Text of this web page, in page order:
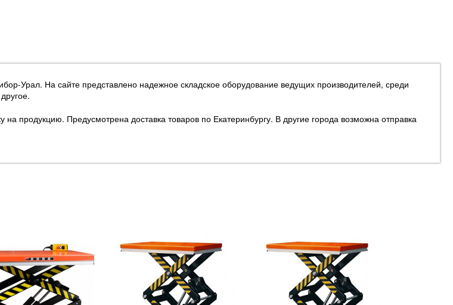
Урал. На сайте представлено надежное складское оборудование ведущих производителей, среди
продукцию. Предусмотрена доставка товаров по Екатеринбургу. В другие города возможна отправка